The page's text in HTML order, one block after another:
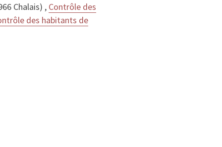
Chalais) , Contrôle des
des habitants de